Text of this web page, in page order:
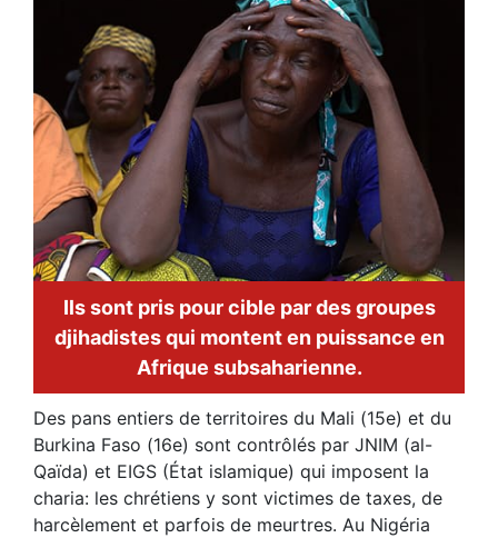
Ils sont pris pour cible par des groupes
djihadistes qui montent en puissance en
Afrique subsaharienne.
Des pans entiers de territoires du Mali (15e) et du
Burkina Faso (16e) sont contrôlés par JNIM (al-
Qaïda) et EIGS (État islamique) qui imposent la
charia: les chrétiens y sont victimes de taxes, de
harcèlement et parfois de meurtres. Au Nigéria